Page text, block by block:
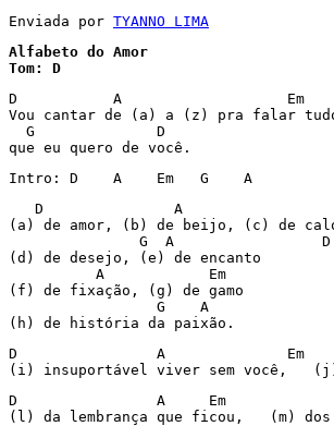
Enviada por TYANNO LIMA
Alfabeto do Amor
D           A                   Em
Vou cantar de (a) a (z) pra falar
  G              D
que eu quero de você.
Intro: D    A    Em   G    A
D               A
(a) de amor, (b) de beijo, (c) de
               G  A                 D
(d) de desejo, (e) de encanto
          A            Em
(f) de fixação, (g) de gamo
                 G    A
(h) de história da paixão.
D                A              Em
(i) insuportável viver sem você,
D                A     Em
(l) da lembrança que ficou,   (m) dos